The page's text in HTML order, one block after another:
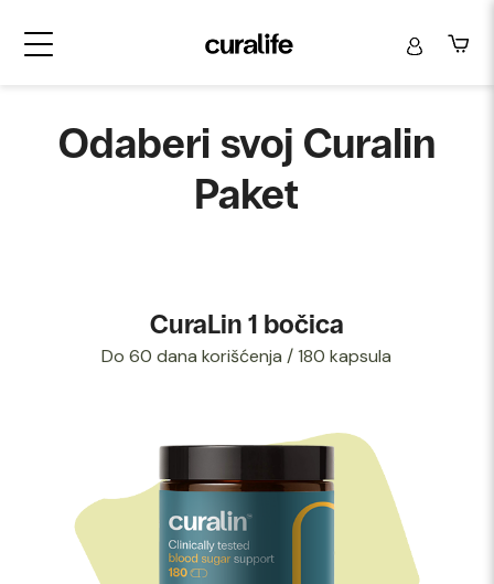
Odaberi svoj Curalin
Paket
CuraLin 1 bočica
Do 60 dana korišćenja / 180 kapsula